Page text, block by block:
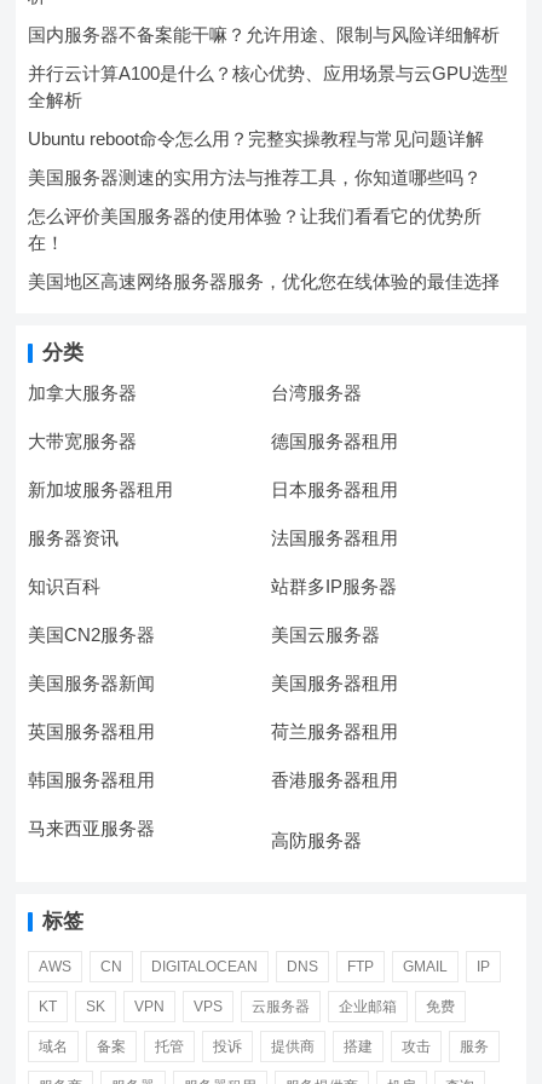
国内服务器不备案能干嘛？允许用途、限制与风险详细解析
并行云计算A100是什么？核心优势、应用场景与云GPU选型
全解析
Ubuntu reboot命令怎么用？完整实操教程与常见问题详解
美国服务器测速的实用方法与推荐工具，你知道哪些吗？
怎么评价美国服务器的使用体验？让我们看看它的优势所
在！
美国地区高速网络服务器服务，优化您在线体验的最佳选择
分类
加拿大服务器 台湾服务器
大带宽服务器 德国服务器租用
新加坡服务器租用 日本服务器租用
服务器资讯 法国服务器租用
知识百科 站群多IP服务器
美国CN2服务器 美国云服务器
美国服务器新闻 美国服务器租用
英国服务器租用 荷兰服务器租用
韩国服务器租用 香港服务器租用
马来西亚服务器
高防服务器
标签
AWS CN DIGITALOCEAN DNS FTP GMAIL IP
KT SK VPN VPS 云服务器 企业邮箱 免费
域名 备案 托管 投诉 提供商 搭建 攻击 服务